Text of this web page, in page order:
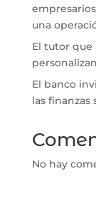
una
El tutor que
El banco
las
No hay